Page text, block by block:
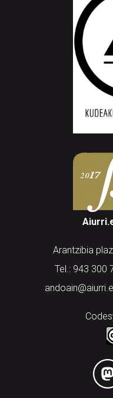
Arantzibia
Tel.: 943 300